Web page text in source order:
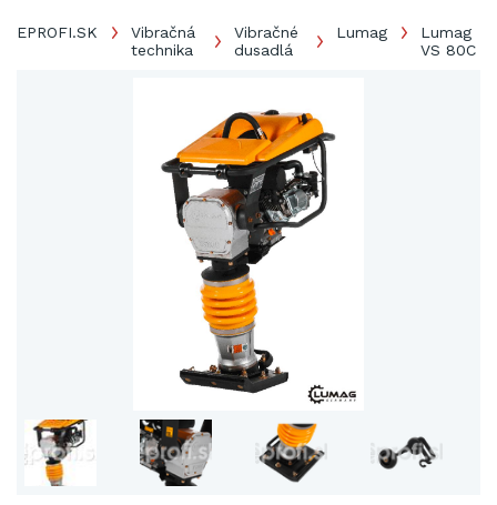
EPROFI.SK
Vibračná
technika
Vibračné
dusadlá
Lumag
Lumag
VS 80C